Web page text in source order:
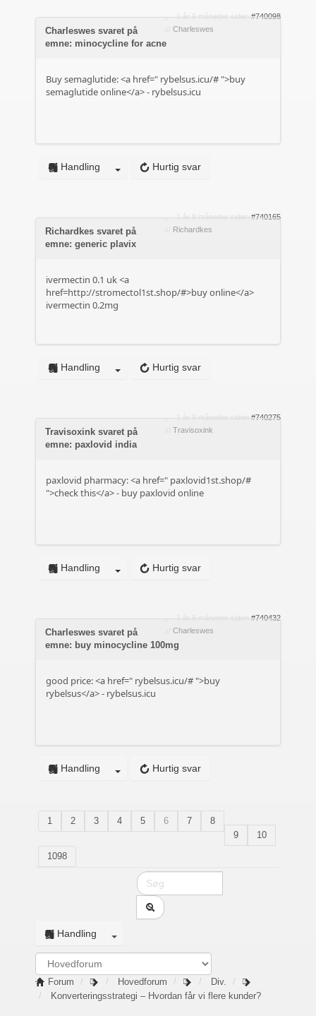
1 år 9 måneder siden #740098
Charleswes
Charleswes svaret på
emne: minocycline for acne
Buy semaglutide: <a href=" rybelsus.icu/# ">buy
semaglutide online</a> - rybelsus.icu
Hurtig svar
Handling
1 år 9 måneder siden #740165
Richardkes
Richardkes svaret på
emne: generic plavix
ivermectin 0.1 uk <a
href=http://stromectol1st.shop/#>buy online</a>
ivermectin 0.2mg
Hurtig svar
Handling
1 år 9 måneder siden #740275
Travisoxink
Travisoxink svaret på
emne: paxlovid india
paxlovid pharmacy: <a href=" paxlovid1st.shop/#
">check this</a> - buy paxlovid online
Hurtig svar
Handling
1 år 9 måneder siden
#740432
Charleswes
Charleswes svaret på
emne: buy minocycline 100mg
good price: <a href=" rybelsus.icu/# ">buy
rybelsus</a> - rybelsus.icu
Hurtig svar
Handling
1 2 3 4 5 6 7
8
9
10
1098
Handling
Forum Hovedforum
Div.
Konverteringsstrategi – Hvordan får vi flere kunder?